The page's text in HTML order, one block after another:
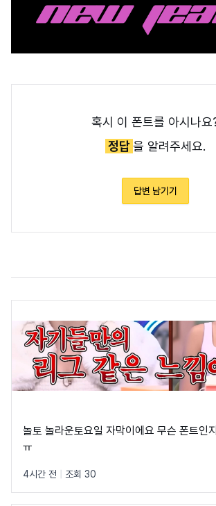
혹시 이 폰트를 아시나요
정답을 알려주세요.
답변 남기기
놀토 놀라운토요일 자막이에요 무슨 폰트인
ㅠ
4시간 전 조회 30